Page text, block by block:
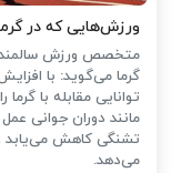
ورزش‌هایی که در
متخصص ورزش
گرما می‌گوید: با
توانایی مقابله با
مانند دوران جوانی
تشنگی کاهش می‌یابد
می‌دهد.